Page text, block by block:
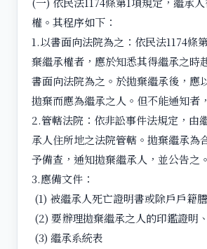
權。其程序如下：
1.以書面向法院為之：依民法1174條
棄繼承權者，應於知悉其得繼承之時
書面向法院為之。於拋棄繼承後，應
拋棄而應為繼承之人。但不能通知者
2.管轄法院：依非訟事件法規定，由
承人住所地之法院管轄。拋棄繼承為
予備查，通知拋棄繼承人，並公告之。
3.應備文件：
(1) 被繼承人死亡證明書或除戶戶籍
(2) 要辦理拋棄繼承之人的印鑑證明
(3) 繼承系統表